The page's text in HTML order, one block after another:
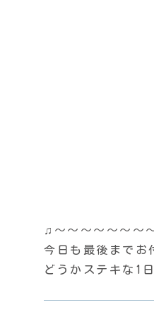
♫〜〜〜〜〜〜〜
今日も最後までお
どうかステキな1